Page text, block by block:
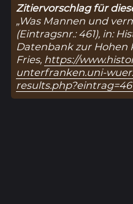
Zitiervorschlag für
„Was Mannen und
(Eintragsnr.: 461), in:
Datenbank zur Hohen
Fries, https://
unterfranken.uni-